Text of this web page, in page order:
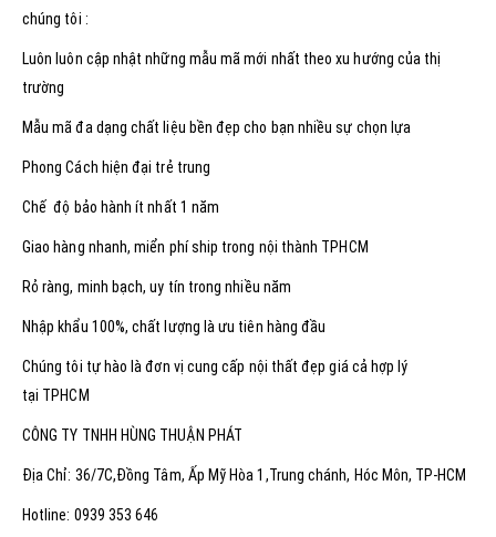
chúng tôi :
Luôn luôn cập nhật những mẫu mã mới nhất theo xu hướng của thị
trường
Mẫu mã đa dạng chất liệu bền đẹp cho bạn nhiều sự chọn lựa
Phong Cách hiện đại trẻ trung
Chế độ bảo hành ít nhất 1 năm
Giao hàng nhanh, miển phí ship trong nội thành TPHCM
Rỏ ràng, minh bạch, uy tín trong nhiều năm
Nhập khẩu 100%, chất lượng là ưu tiên hàng đầu
Chúng tôi tự hào là đơn vị cung cấp nội thất đẹp giá cả hợp lý
tại TPHCM
CÔNG TY TNHH HÙNG THUẬN PHÁT
Địa Chỉ: 36/7C,Đồng Tâm, Ấp Mỹ Hòa 1,Trung chánh, Hóc Môn, TP-HCM
Hotline: 0939 353 646